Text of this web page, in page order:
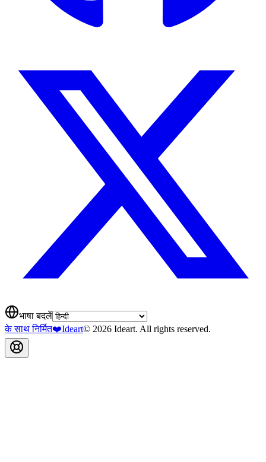
भाषा बदलें
के साथ निर्मित❤️Ideart© 2026 Ideart. All rights reserved.